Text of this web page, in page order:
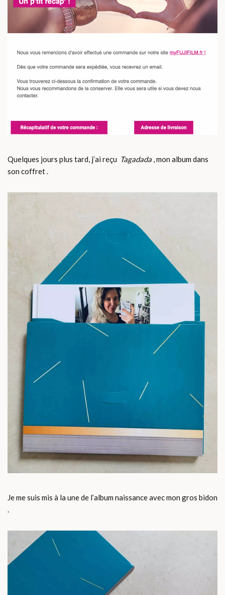
Quelques jours plus tard, j’ai reçu Tagadada , mon album dans
son coffret .
Je me suis mis à la une de l’album naissance avec mon gros bidon
.